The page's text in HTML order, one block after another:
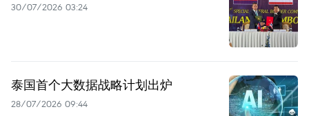
30/07/2026 03:24
泰国首个大数据战略计划出炉
28/07/2026 09:44